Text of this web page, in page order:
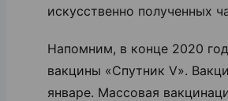
искусственно полученных
Напомним, в конце 2020
вакцины «Спутник V».
январе. Массовая